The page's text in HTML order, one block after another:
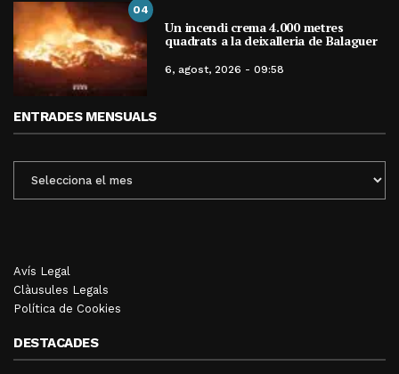
04
Un incendi crema 4.000 metres
quadrats a la deixalleria de Balaguer
6, agost, 2026 - 09:58
ENTRADES MENSUALS
MENSUALS
Avís Legal
Clàusules Legals
Política de Cookies
DESTACADES